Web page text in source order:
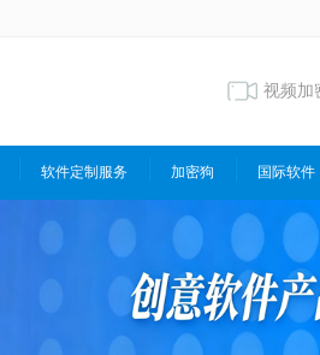
视频加
软件定制服务 加密狗 国际软件